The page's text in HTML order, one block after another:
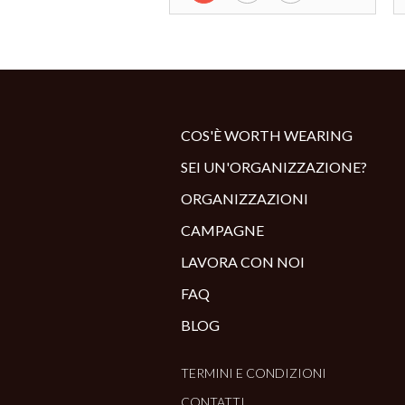
COS'È WORTH WEARING
SEI UN'ORGANIZZAZIONE?
ORGANIZZAZIONI
CAMPAGNE
LAVORA CON NOI
FAQ
BLOG
TERMINI E CONDIZIONI
CONTATTI